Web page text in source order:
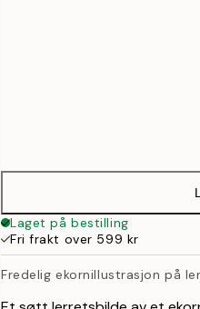
Laget på bestilling
Fri frakt over 599 kr
Fredelig ekornillustrasjon på